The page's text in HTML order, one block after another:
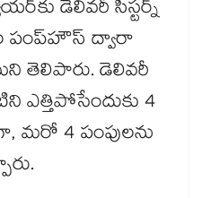
డెలివరీ సిస్టర్న్​
పంప్​హౌస్‌‌‌‌ ద్వారా
తెలిపారు. డెలివరీ
ఎత్తిపోసేందుకు 4
మరో 4 పంపులను